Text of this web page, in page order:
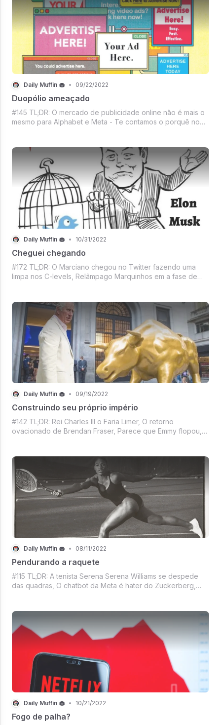
Daily Muffin 🧁 • 09/22/2022
Duopólio ameaçado
#145 TL;DR: O mercado de publicidade online não é mais o
mesmo para Alphabet e Meta - Te contamos o porquê no
figurinhas da Copa na
Daily Muffin 🧁 • 10/31/2022
Cheguei chegando
#172 TL;DR: O Marciano chegou no Twitter fazendo uma
limpa nos C-levels, Relâmpago Marquinhos em a fase de
Christian Bale e Edgar Allan Poe na Netf
Daily Muffin 🧁 • 09/19/2022
Construindo seu próprio império
#142 TL;DR: Rei Charles III o Faria Limer, O retorno
ovacionado de Brendan Fraser, Parece que Emmy flopou,
Crypto na vibe descontrolado e é segunda
Daily Muffin 🧁 • 08/11/2022
Pendurando a raquete
#115 TL;DR: A tenista Serena Serena Williams se despede
das quadras, O chatbot da Meta é hater do Zuckerberg,
outras coisas possivelmente
Daily Muffin 🧁 • 10/21/2022
Fogo de palha?